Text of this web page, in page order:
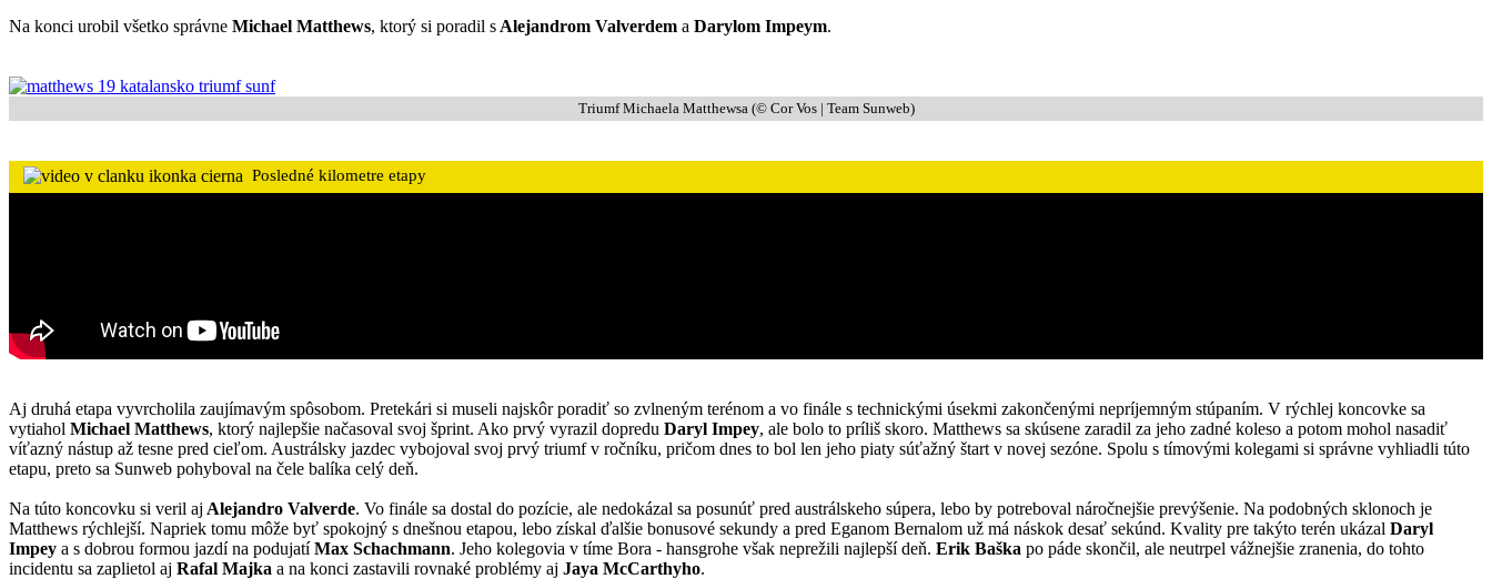
Na konci urobil všetko správne Michael Matthews, ktorý si poradil s Alejandrom Valverdem a Darylom Impeym.
Triumf Michaela Matthewsa (© Cor Vos | Team Sunweb)
Posledné kilometre etapy
Aj druhá etapa vyvrcholila zaujímavým spôsobom. Pretekári si museli najskôr poradiť so zvlneným terénom a vo finále s technickými úsekmi zakončenými nepríjemným stúpaním. V rýchlej koncovke sa
vytiahol Michael Matthews, ktorý najlepšie načasoval svoj šprint. Ako prvý vyrazil dopredu Daryl Impey, ale bolo to príliš skoro. Matthews sa skúsene zaradil za jeho zadné koleso a potom mohol nasadiť
víťazný nástup až tesne pred cieľom. Austrálsky jazdec vybojoval svoj prvý triumf v ročníku, pričom dnes to bol len jeho piaty súťažný štart v novej sezóne. Spolu s tímovými kolegami si správne vyhliadli túto
etapu, preto sa Sunweb pohyboval na čele balíka celý deň.
Na túto koncovku si veril aj Alejandro Valverde. Vo finále sa dostal do pozície, ale nedokázal sa posunúť pred austrálskeho súpera, lebo by potreboval náročnejšie prevýšenie. Na podobných sklonoch je
Matthews rýchlejší. Napriek tomu môže byť spokojný s dnešnou etapou, lebo získal ďalšie bonusové sekundy a pred Eganom Bernalom už má náskok desať sekúnd. Kvality pre takýto terén ukázal Daryl
Impey a s dobrou formou jazdí na podujatíMax Schachmann. Jeho kolegovia v tíme Bora - hansgrohe však neprežili najlepší deň. Erik Baška po páde skončil, ale neutrpel vážnejšie zranenia, do tohto
incidentu sa zaplietol aj Rafal Majka a na konci zastavili rovnaké problémy aj Jaya McCarthyho.